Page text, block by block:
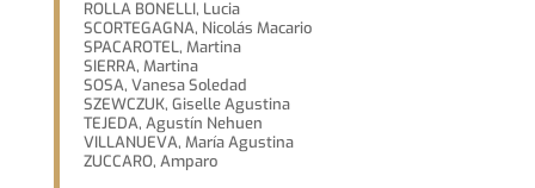
ROLLA BONELLI, Lucia
SCORTEGAGNA, Nicolás Macario
SPACAROTEL, Martina
SIERRA, Martina
SOSA, Vanesa Soledad
SZEWCZUK, Giselle Agustina
TEJEDA, Agustín Nehuen
VILLANUEVA, María Agustina
ZUCCARO, Amparo